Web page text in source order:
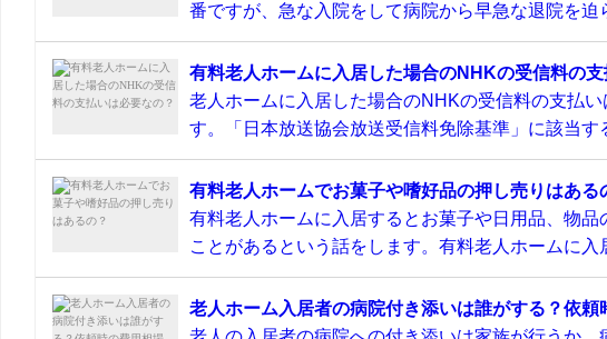
番ですが、急な入院をして病院から早急な退院を迫
有料老人ホームに入居した場合のNHKの受信料の支
老人ホームに入居した場合のNHKの受信料の支払
す。「日本放送協会放送受信料免除基準」に該当す
有料老人ホームでお菓子や嗜好品の押し売りはある
有料老人ホームに入居するとお菓子や日用品、物
ことがあるという話をします。有料老人ホームに入
老人ホーム入居者の病院付き添いは誰がする？依頼